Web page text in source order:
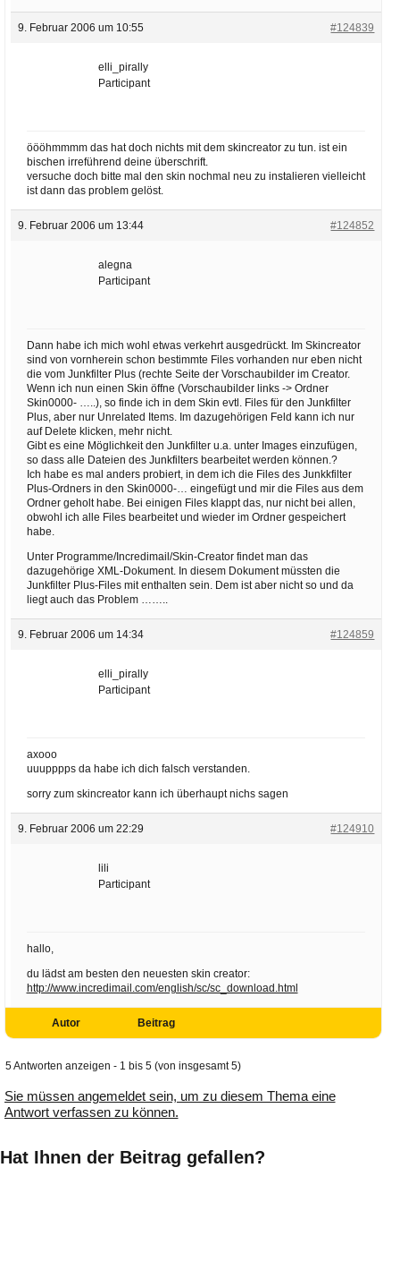
9. Februar 2006 um 10:55 #124839
elli_pirally
Participant
öööhmmmm das hat doch nichts mit dem skincreator zu tun. ist ein
bischen irreführend deine überschrift.
versuche doch bitte mal den skin nochmal neu zu instalieren vielleicht
ist dann das problem gelöst.
9. Februar 2006 um 13:44 #124852
alegna
Participant
Dann habe ich mich wohl etwas verkehrt ausgedrückt. Im Skincreator
sind von vornherein schon bestimmte Files vorhanden nur eben nicht
die vom Junkfilter Plus (rechte Seite der Vorschaubilder im Creator.
Wenn ich nun einen Skin öffne (Vorschaubilder links -> Ordner
Skin0000- …..), so finde ich in dem Skin evtl. Files für den Junkfilter
Plus, aber nur Unrelated Items. Im dazugehörigen Feld kann ich nur
auf Delete klicken, mehr nicht.
Gibt es eine Möglichkeit den Junkfilter u.a. unter Images einzufügen,
so dass alle Dateien des Junkfilters bearbeitet werden können.?
Ich habe es mal anders probiert, in dem ich die Files des Junkkfilter
Plus-Ordners in den Skin0000-… eingefügt und mir die Files aus dem
Ordner geholt habe. Bei einigen Files klappt das, nur nicht bei allen,
obwohl ich alle Files bearbeitet und wieder im Ordner gespeichert
habe.
Unter Programme/Incredimail/Skin-Creator findet man das
dazugehörige XML-Dokument. In diesem Dokument müssten die
Junkfilter Plus-Files mit enthalten sein. Dem ist aber nicht so und da
liegt auch das Problem ……..
9. Februar 2006 um 14:34 #124859
elli_pirally
Participant
axooo
uuupppps da habe ich dich falsch verstanden.
sorry zum skincreator kann ich überhaupt nichs sagen
9. Februar 2006 um 22:29 #124910
lili
Participant
hallo,
du lädst am besten den neuesten skin creator:
http://www.incredimail.com/english/sc/sc_download.html
Autor Beitrag
5 Antworten anzeigen - 1 bis 5 (von insgesamt 5)
Sie müssen angemeldet sein, um zu diesem Thema eine
Antwort verfassen zu können.
Hat Ihnen der Beitrag gefallen?